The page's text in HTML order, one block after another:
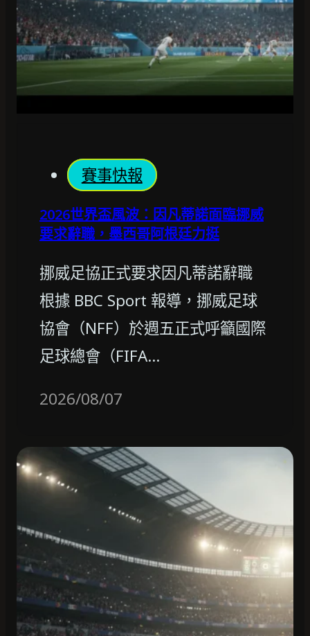
賽事快報
2026世界盃風波：因凡蒂諾面臨挪威
要求辭職，墨西哥阿根廷力挺
挪威足協正式要求因凡蒂諾辭職
根據 BBC Sport 報導，挪威足球
協會（NFF）於週五正式呼籲國際
足球總會（FIFA…
2026/08/07